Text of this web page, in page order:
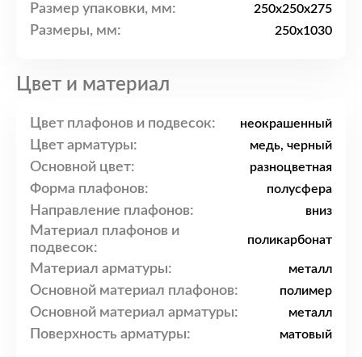
Размер упаковки, мм: 250x250x275
Размеры, мм: 250x1030
Цвет и материал
Цвет плафонов и подвесок: неокрашенный
Цвет арматуры: медь, черный
Основной цвет: разноцветная
Форма плафонов: полусфера
Направление плафонов: вниз
Материал плафонов и
подвесок:
поликарбонат
Материал арматуры: металл
Основной материал плафонов: полимер
Основной материал арматуры: металл
Поверхность арматуры: матовый